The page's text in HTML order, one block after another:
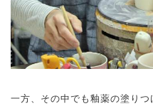
一方、その中でも釉薬の塗り